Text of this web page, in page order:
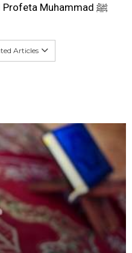
Opinión de Famosos Sobre el Profeta Muhammad ﷺ
Articles